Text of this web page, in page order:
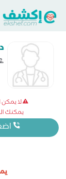
لا
يمكنك